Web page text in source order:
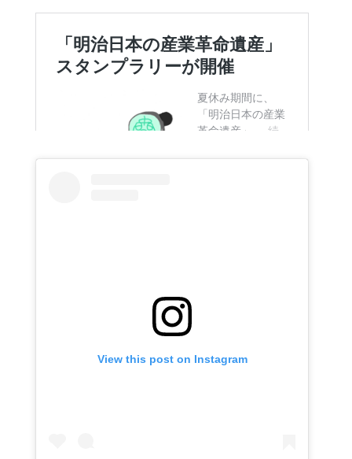
View this post on Instagram